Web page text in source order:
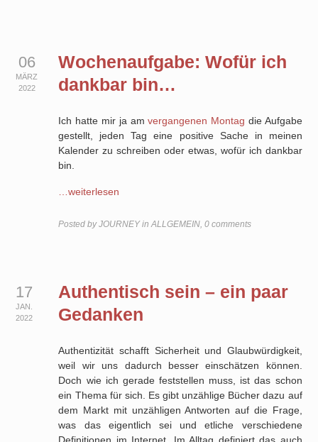
06
MÄRZ
2022
Wochenaufgabe: Wofür ich
dankbar bin…
Ich hatte mir ja amvergangenen Montag die Aufgabe
gestellt, jeden Tag eine positive Sache in meinen
Kalender zu schreiben oder etwas, wofür ich dankbar
bin.
…weiterlesen
Posted by JOURNEY in ALLGEMEIN,0 comments
17
JAN.
2022
Authentisch sein – ein paar
Gedanken
Authentizität schafft Sicherheit und Glaubwürdigkeit,
weil wir uns dadurch besser einschätzen können.
Doch wie ich gerade feststellen muss, ist das schon
ein Thema für sich. Es gibt unzählige Bücher dazu auf
dem Markt mit unzähligen Antworten auf die Frage,
was das eigentlich sei und etliche verschiedene